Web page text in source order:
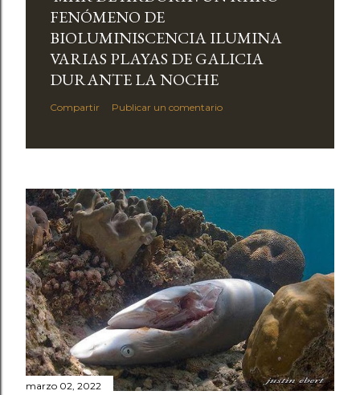
FENÓMENO DE
BIOLUMINISCENCIA ILUMINA
VARIAS PLAYAS DE GALICIA
DURANTE LA NOCHE
Compartir Publicar un comentario
marzo 02, 2022